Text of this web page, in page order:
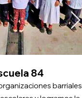
84
barriales